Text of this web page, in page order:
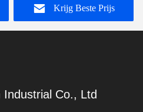
Krijg Beste Prijs
Co., Ltd